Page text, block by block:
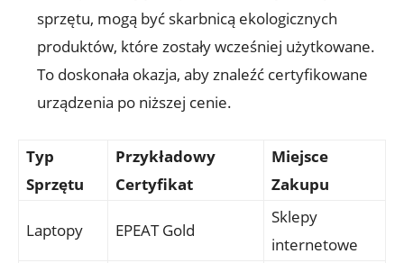
sprzętu, mogą być skarbnicą ekologicznych
produktów, które zostały wcześniej użytkowane.
To doskonała okazja, aby znaleźć certyfikowane
urządzenia po niższej cenie.
Typ
Sprzętu
Przykładowy
Certyfikat
Miejsce
Zakupu
Laptopy EPEAT Gold
Sklepy
internetowe